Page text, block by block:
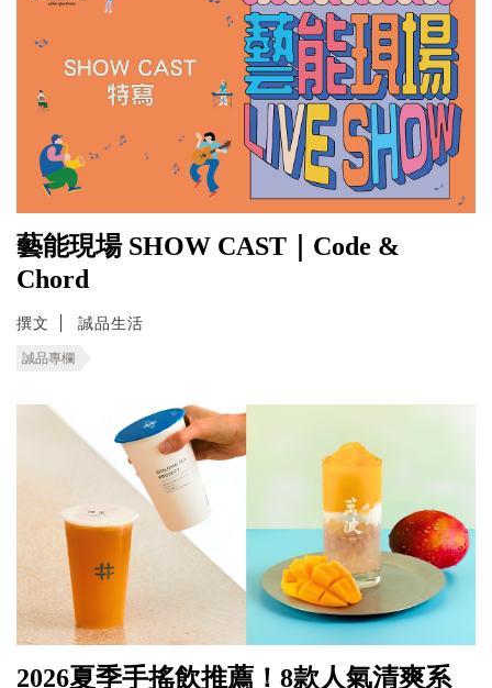
藝能現場 SHOW CAST｜Code &
Chord
撰文 誠品生活
誠品專欄
2026夏季手搖飲推薦！8款人氣清爽系